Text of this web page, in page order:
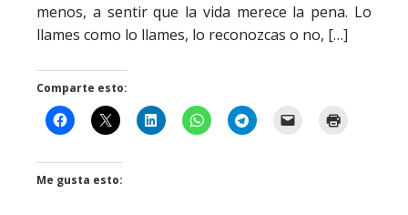
menos, a sentir que la vida merece la pena. Lo
llames como lo llames, lo reconozcas o no, […]
Comparte esto:
Me gusta esto: